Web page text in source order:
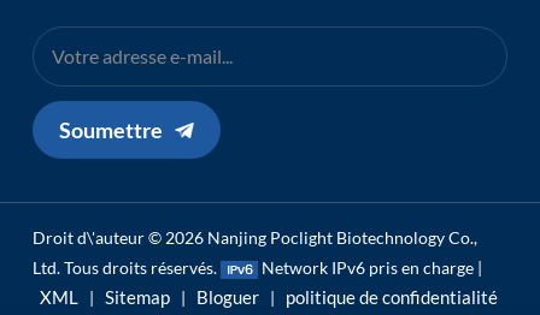
Soumettre
Droit d\'auteur © 2026 Nanjing Poclight Biotechnology Co.,
Ltd. Tous droits réservés.
Network IPv6 pris en charge |
XML | Sitemap | Bloguer | politique de confidentialité